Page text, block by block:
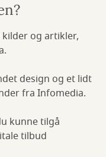
og artikler,
design og et lidt
fra Infomedia.
kunne tilgå
tilbud